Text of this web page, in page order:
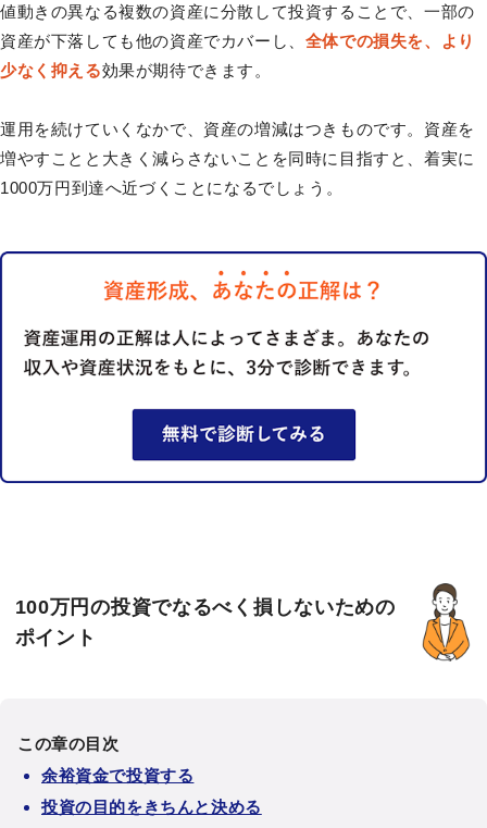
値動きの異なる複数の資産に分散して投資することで、一部の
資産が下落しても他の資産でカバーし、 全体での損失を、より
少なく抑える効果が期待できます。
運用を続けていくなかで、資産の増減はつきものです。資産を
増やすことと大きく減らさないことを同時に目指すと、着実に
1000万円到達へ近づくことになるでしょう。
100万円の投資でなるべく損しないための
ポイント
この章の目次
余裕資金で投資する
投資の目的をきちんと決める